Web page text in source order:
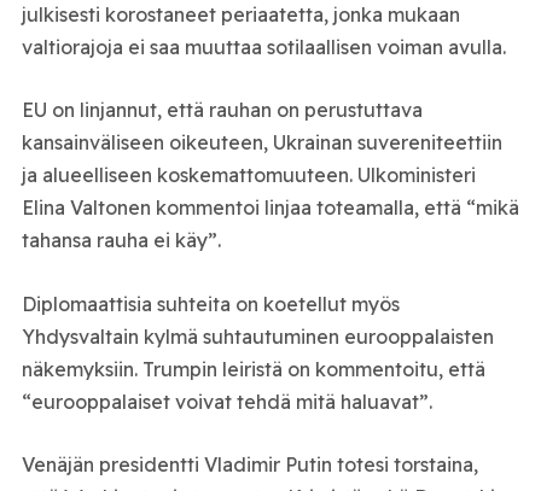
julkisesti korostaneet periaatetta, jonka mukaan
valtiorajoja ei saa muuttaa sotilaallisen voiman avulla.
EU on linjannut, että rauhan on perustuttava
kansainväliseen oikeuteen, Ukrainan suvereniteettiin
ja alueelliseen koskemattomuuteen. Ulkoministeri
Elina Valtonen kommentoi linjaa toteamalla, että “mikä
tahansa rauha ei käy”.
Diplomaattisia suhteita on koetellut myös
Yhdysvaltain kylmä suhtautuminen eurooppalaisten
näkemyksiin. Trumpin leiristä on kommentoitu, että
“eurooppalaiset voivat tehdä mitä haluavat”.
Venäjän presidentti Vladimir Putin totesi torstaina,